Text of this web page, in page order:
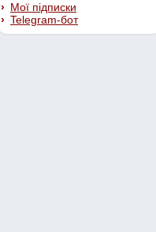
Мої підписки
Telegram-бот